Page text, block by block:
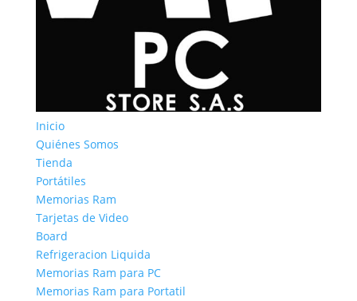
Inicio
Quiénes Somos
Tienda
Portátiles
Memorias Ram
Tarjetas de Video
Board
Refrigeracion Liquida
Memorias Ram para PC
Memorias Ram para Portatil